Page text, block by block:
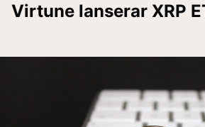
Virtune lanserar XRP